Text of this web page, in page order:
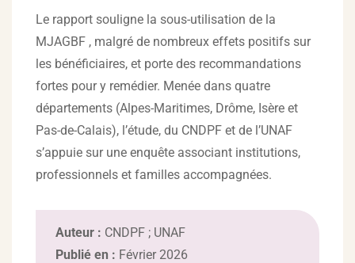
Le rapport souligne la sous-utilisation de la
MJAGBF , malgré de nombreux effets positifs sur
les bénéficiaires, et porte des recommandations
fortes pour y remédier. Menée dans quatre
départements (Alpes-Maritimes, Drôme, Isère et
Pas-de-Calais), l’étude, du CNDPF et de l’UNAF
s’appuie sur une enquête associant institutions,
professionnels et familles accompagnées.
Auteur : CNDPF ; UNAF
Publié en : Février 2026